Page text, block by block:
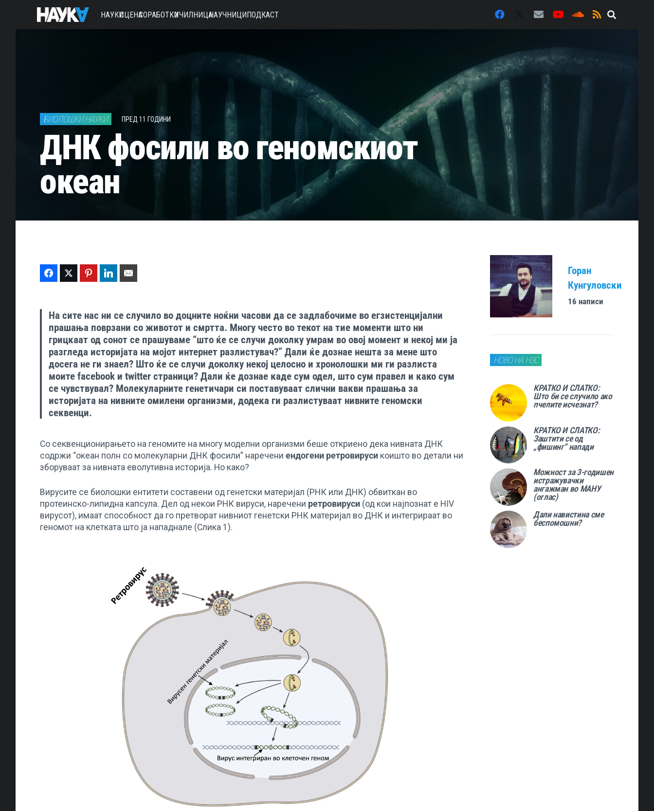
НАУКИСЦЕНАСОРАБОТКИУЧИЛНИЦАНАУЧНИЦИПОДКАСТ
БИОЛОШКИ НАУКИ ПРЕД 11 ГОДИНИ
ДНК фосили во геномскиот
океан
FacebookTwitter PinterestLinkedIn
На сите нас ни се случило во доцните ноќни часови да се задлабочиме во егзистенцијални
прашања поврзани со животот и смртта. Многу често во текот на тие моменти што ни
грицкаат од сонот се прашуваме “што ќе се случи доколку умрам во овој момент и некој ми ја
разгледа историјата на мојот интернет разлистувач?” Дали ќе дознае нешта за мене што
досега не ги знаел? Што ќе се случи доколку некој целосно и хронолошки ми ги разлиста
моите facebook и twitter страници? Дали ќе дознае каде сум одел, што сум правел и како сум
се чувствувал? Молекуларните генетичари си поставуваат слични вакви прашања за
историјата на нивните омилени организми, додека ги разлистуваат нивните геномски
секвенци.
Со секвенционирањето на геномите на многу моделни организми беше откриено дека нивната ДНК
содржи “океан полн со молекуларни ДНК фосили” наречени ендогени ретровируси коишто во детали ни
зборуваат за нивната еволутивна историја. Но како?
Вирусите се биолошки ентитети составени oд генетски материјал (РНК или ДНК) обвиткан во
протеинско-липидна капсула. Дел од некои РНК вируси, наречени ретровируси (од кои најпознат е HIV
вирусот), имаат способност да го претворат нивниот генетски РНК материјал во ДНК и интегрираат во
геномот на клетката што ја нападнале (Слика 1).
Горан
Кунгуловски
16 написи
НОВО НА НЗС
КРАТКО И СЛАТКО:
Што би се случило ако
пчелите исчезнат?
КРАТКО И СЛАТКО:
Заштити се од
„фишинг“ напади
Можност за 3-годишен
истражувачки
ангажман во МАНУ
(оглас)
Дали навистина сме
беспомошни?